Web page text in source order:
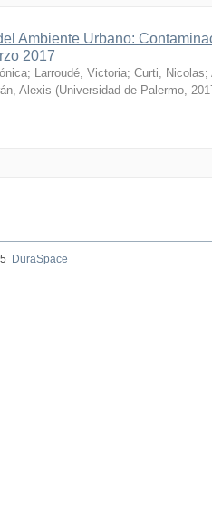
Ambiente Urbano:
2017
; Larroudé, Victoria; Curti, Nicolas;
Alexis (Universidad de Palermo,
DuraSpace